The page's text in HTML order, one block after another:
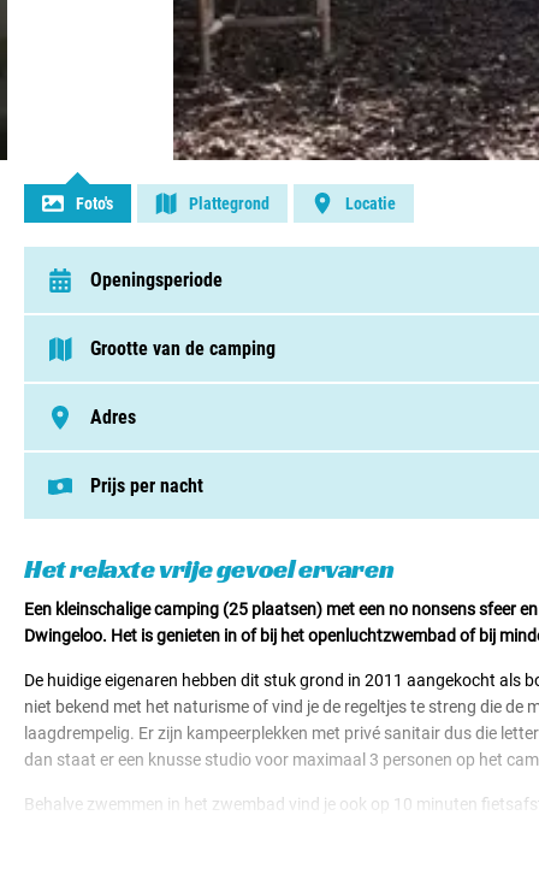
Foto's Plattegrond Locatie
Het relaxte vrije gevoel ervaren
Een kleinschalige camping (25 plaatsen) met een no nonsens sfeer
Dwingeloo. Het is genieten in of bij het openluchtzwembad of bij
De huidige eigenaren hebben dit stuk grond in 2011 aangekocht als
niet bekend met het naturisme of vind je de regeltjes te streng die
laagdrempelig. Er zijn kampeerplekken met privé sanitair dus die
dan staat er een knusse studio voor maximaal 3 personen op het
Behalve zwemmen in het zwembad vind je ook op 10 minuten
Openingsperiode
van 1 april t/m 31 oktober
Grootte van de camping
< 75 plaatsen
Adres
Holtien 9, 7991 PN, Dwingeloo
Prijs per nacht
Staanplaatsen v.a. € 23,00